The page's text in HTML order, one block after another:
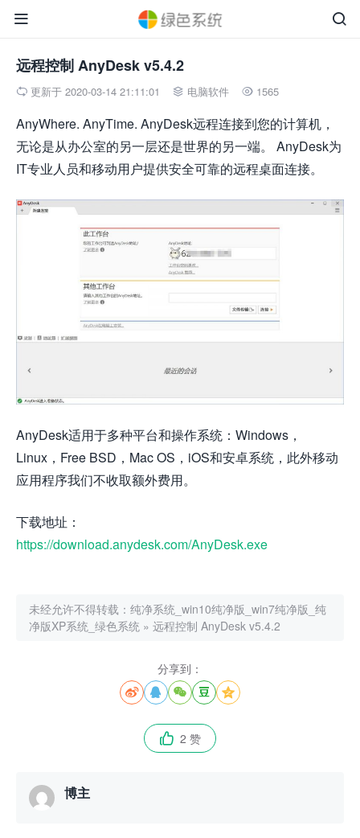


远程控制 AnyDesk v5.4.2
 更新于 2020-03-14 21:11:01  电脑软件  1565
AnyWhere. AnyTime. AnyDesk远程连接到您的计算机，
无论是从办公室的另一层还是世界的另一端。 AnyDesk为
IT专业人员和移动用户提供安全可靠的远程桌面连接。
AnyDesk适用于多种平台和操作系统：Windows，
Linux，Free BSD，Mac OS，iOS和安卓系统，此外移动
应用程序我们不收取额外费用。
下载地址：
https://download.anydesk.com/AnyDesk.exe
未经允许不得转载： 纯净系统_win10纯净版_win7纯净版_纯
净版XP系统_绿色系统 » 远程控制 AnyDesk v5.4.2
分享到：
    
 2 赞
博主